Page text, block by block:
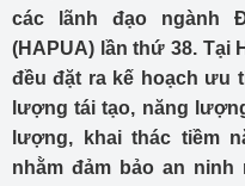
các lãnh đạo ngành
(HAPUA) lần thứ 38. Tại
đều đặt ra kế hoạch ưu
lượng tái tạo, năng
lượng, khai thác tiềm
nhằm đảm bảo an